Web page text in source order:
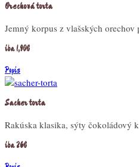
Orechová torta
Jemný korpus z vlašských
iba 1,90€
Popis
Sacher torta
Rakúska klasika, sýty
iba 26€